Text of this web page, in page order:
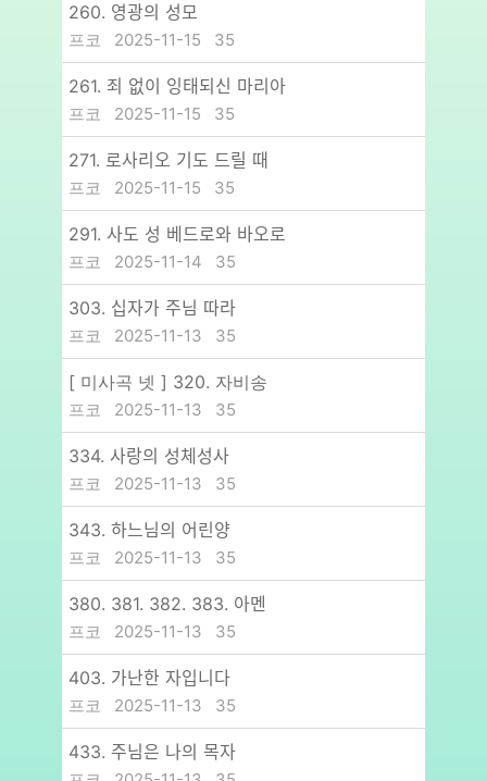
260. 영광의 성모
프코 2025-11-15 35
261. 죄 없이 잉태되신 마리아
프코 2025-11-15 35
271. 로사리오 기도 드릴 때
프코 2025-11-15 35
291. 사도 성 베드로와 바오로
프코 2025-11-14 35
303. 십자가 주님 따라
프코 2025-11-13 35
[ 미사곡 넷 ] 320. 자비송
프코 2025-11-13 35
334. 사랑의 성체성사
프코 2025-11-13 35
343. 하느님의 어린양
프코 2025-11-13 35
380. 381. 382. 383. 아멘
프코 2025-11-13 35
403. 가난한 자입니다
프코 2025-11-13 35
433. 주님은 나의 목자